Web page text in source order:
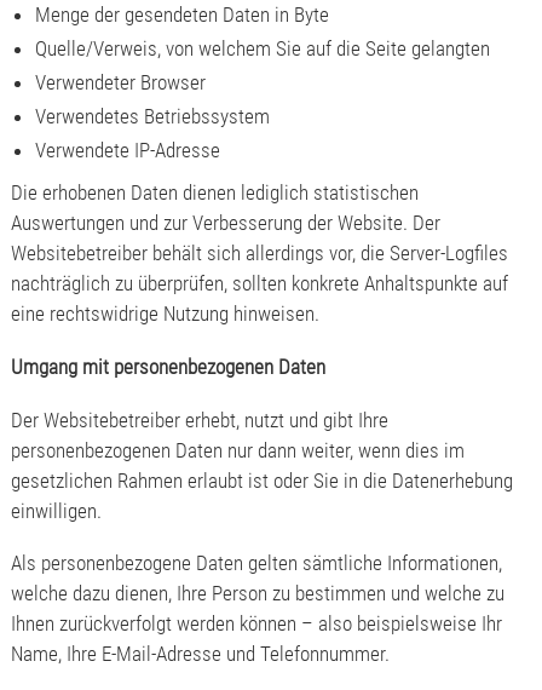
Menge der gesendeten Daten in Byte
Quelle/Verweis, von welchem Sie auf die Seite gelangten
Verwendeter Browser
Verwendetes Betriebssystem
Verwendete IP-Adresse
Die erhobenen Daten dienen lediglich statistischen
Auswertungen und zur Verbesserung der Website. Der
Websitebetreiber behält sich allerdings vor, die Server-Logfiles
nachträglich zu überprüfen, sollten konkrete Anhaltspunkte auf
eine rechtswidrige Nutzung hinweisen.
Umgang mit personenbezogenen Daten
Der Websitebetreiber erhebt, nutzt und gibt Ihre
personenbezogenen Daten nur dann weiter, wenn dies im
gesetzlichen Rahmen erlaubt ist oder Sie in die Datenerhebung
einwilligen.
Als personenbezogene Daten gelten sämtliche Informationen,
welche dazu dienen, Ihre Person zu bestimmen und welche zu
Ihnen zurückverfolgt werden können – also beispielsweise Ihr
Name, Ihre E-Mail-Adresse und Telefonnummer.